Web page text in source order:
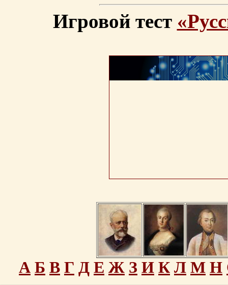
Игровой тест
А Б В Г Д Е Ж З И К Л М Н